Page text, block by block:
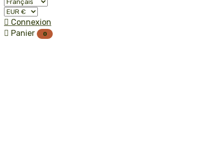
 Connexion
 Panier 0